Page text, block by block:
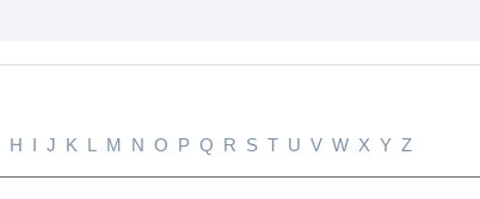
H I J K L M N O P Q R S T U V W X Y Z